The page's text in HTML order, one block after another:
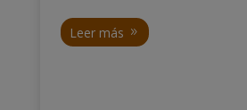
Leer más